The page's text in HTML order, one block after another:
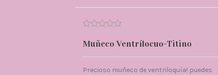
Muñeco Ventrílocuo-Titino
Precioso muñeco de ventriloquía! puedes